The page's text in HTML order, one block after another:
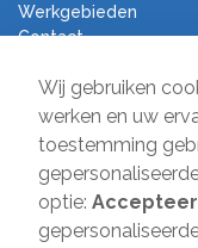
Wij gebruiken
werken en uw
toestemming
optie:
Werkgebieden
Contact
Sir Winston
2282 JS Rijswijk